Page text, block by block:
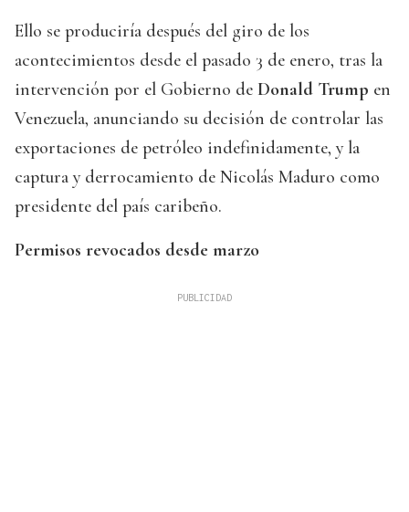
Ello se produciría después del giro de los
acontecimientos desde el pasado 3 de enero, tras la
intervención por el Gobierno de Donald Trump en
Venezuela, anunciando su decisión de controlar las
exportaciones de petróleo indefinidamente, y la
captura y derrocamiento de Nicolás Maduro como
presidente del país caribeño.
Permisos revocados desde marzo